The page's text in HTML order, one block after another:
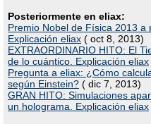
Posteriormente en eliax:
Premio Nobel de Física 2013 a
Explicación eliax ( oct 8, 2013)
EXTRAORDINARIO HITO: El
de lo cuántico. Explicación eliax
Pregunta a eliax: ¿Cómo
según Einstein? ( dic 7, 2013)
GRAN HITO: Simulaciones
un holograma. Explicación eliax